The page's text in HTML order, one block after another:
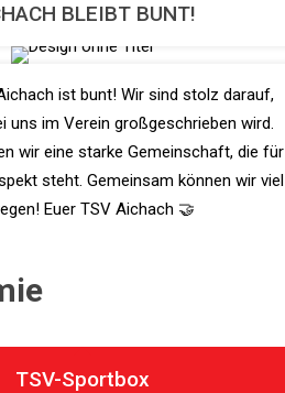
BLEIBT BUNT!
ist bunt! Wir sind stolz darauf,
uns im Verein großgeschrieben wird.
wir eine starke Gemeinschaft, die für
steht. Gemeinsam können wir viel
Euer TSV Aichach 🤝
TSV-Sportbox